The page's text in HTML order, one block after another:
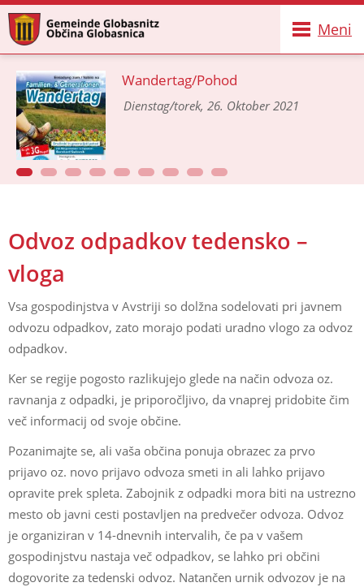
Meni
Wandertag/Pohod
Dienstag/torek, 26. Oktober 2021
Odvoz odpadkov tedensko –
vloga
Vsa gospodinjstva v Avstriji so dolžna sodelovati pri javnem
odvozu odpadkov, zato morajo podati uradno vlogo za odvoz
odpadkov.
Ker se regije pogosto razlikujejo glede na način odvoza oz.
ravnanja z odpadki, je priporočljivo, da vnaprej pridobite čim
več informacij od svoje občine.
Pozanimajte se, ali vaša občina ponuja obrazec za prvo
prijavo oz. novo prijavo odvoza smeti in ali lahko prijavo
opravite prek spleta. Zabojnik z odpadki mora biti na ustrezno
mesto ob javni cesti postavljen na predvečer odvoza. Odvoz
je organiziran v 14-dnevnih intervalih, če pa v vašem
gospodinjstvu nastaja več odpadkov, se lahko pri občini
dogovorite za tedenski odvoz. Natančen urnik odvozov je na